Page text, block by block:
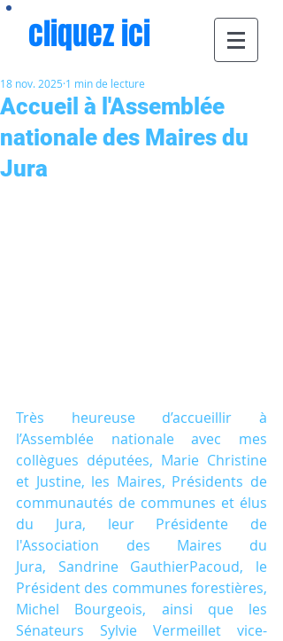
cliquez ici
Accueil à l'Assemblée
nationale des Maires du
Jura
18 nov. 2025 1 min de lecture
Très heureuse d’accueillir à
l’Assemblée nationale avec mes
collègues députées, Marie Christine
et Justine, les Maires, Présidents de
communautés de communes et élus
du Jura, leur Présidente de
l'Association des Maires du
Jura, Sandrine GauthierPacoud, le
Président des communes forestières,
Michel Bourgeois, ainsi que les
Sénateurs Sylvie Vermeillet vice-